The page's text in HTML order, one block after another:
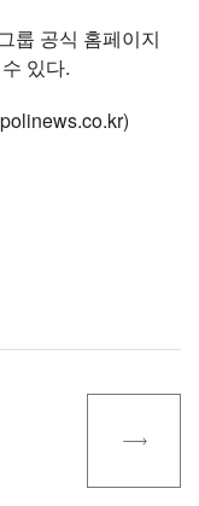
룹 공식 홈페이지
있다.